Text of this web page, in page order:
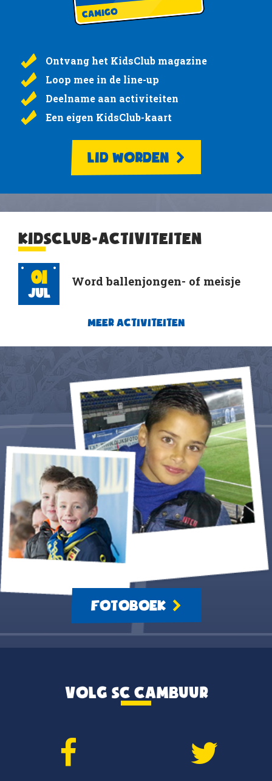
Ontvang het KidsClub magazine
Loop mee in de line-up
Deelname aan activiteiten
Een eigen KidsClub-kaart
LID WORDEN
KIDSCLUB-ACTIVITEITEN
01
Jul
Word ballenjongen- of meisje
MEER ACTIVITEITEN
FOTOBOEK
VOLG SC CAMBUUR